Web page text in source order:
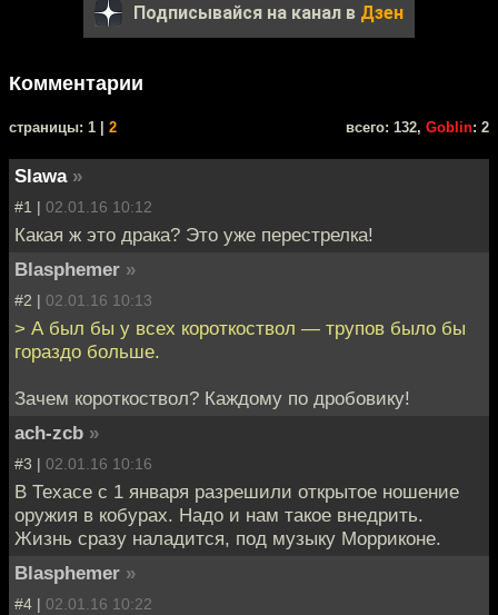
Подписывайся на канал в Дзен
Комментарии
cтраницы: 1 | 2 всего: 132, Goblin: 2
Slawa »
#1 | 02.01.16 10:12
Какая ж это драка? Это уже перестрелка!
Blasphemer »
#2 | 02.01.16 10:13
> А был бы у всех короткоствол — трупов было бы
гораздо больше.
Зачем короткоствол? Каждому по дробовику!
ach-zcb »
#3 | 02.01.16 10:16
В Техасе с 1 января разрешили открытое ношение
оружия в кобурах. Надо и нам такое внедрить.
Жизнь сразу наладится, под музыку Морриконе.
Blasphemer »
#4 | 02.01.16 10:22